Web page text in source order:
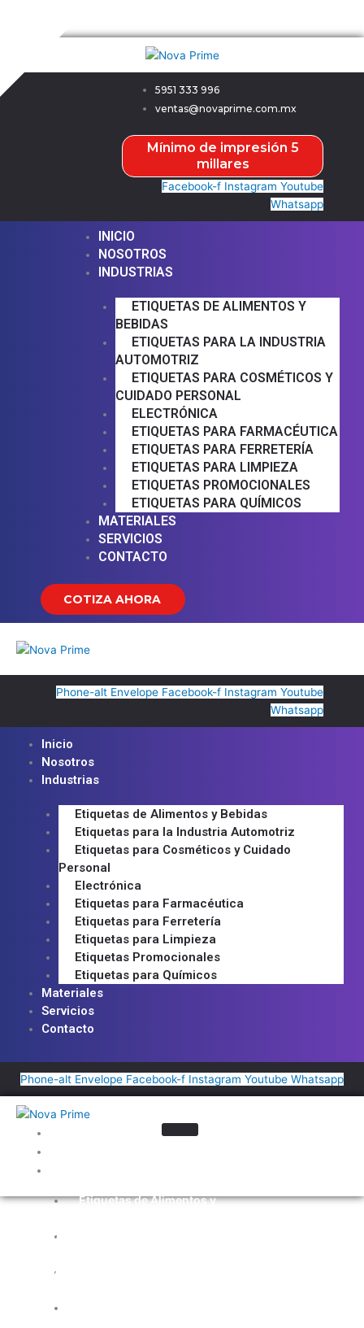
5951 333 996
ventas@novaprime.com.mx
Mínimo de impresión 5
millares
Facebook-f Instagram Youtube
Whatsapp
INICIO
NOSOTROS
INDUSTRIAS
ETIQUETAS DE ALIMENTOS Y
BEBIDAS
ETIQUETAS PARA LA INDUSTRIA
AUTOMOTRIZ
ETIQUETAS PARA COSMÉTICOS Y
CUIDADO PERSONAL
ELECTRÓNICA
ETIQUETAS PARA FARMACÉUTICA
ETIQUETAS PARA FERRETERÍA
ETIQUETAS PARA LIMPIEZA
ETIQUETAS PROMOCIONALES
ETIQUETAS PARA QUÍMICOS
MATERIALES
SERVICIOS
CONTACTO
COTIZA AHORA
Phone-alt Envelope Facebook-f Instagram Youtube
Whatsapp
Inicio
Nosotros
Industrias
Etiquetas de Alimentos y Bebidas
Etiquetas para la Industria Automotriz
Etiquetas para Cosméticos y Cuidado
Personal
Electrónica
Etiquetas para Farmacéutica
Etiquetas para Ferretería
Etiquetas para Limpieza
Etiquetas Promocionales
Etiquetas para Químicos
Materiales
Servicios
Contacto
Phone-alt Envelope Facebook-f Instagram Youtube Whatsapp
Etiquetas de Alimentos y
POLIÉSTER PLATA
MATE